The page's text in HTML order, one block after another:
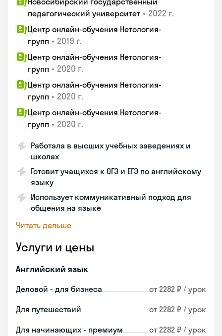
педагогический университет • 2022 г.
Центр онлайн-обучения Нетология-
групп • 2019 г.
Центр онлайн-обучения Нетология-
групп • 2020 г.
Центр онлайн-обучения Нетология-
групп • 2020 г.
Центр онлайн-обучения Нетология-
групп • 2020 г.
Работала в высших учебных заведениях и
школах
Готовит учащихся к ОГЭ и ЕГЭ по английскому
языку
Использует коммуникативный подход для
общения на языке
Читать дальше
Услуги и цены
Английский язык
Деловой - для бизнеса от 2282 ₽ / урок
Для путешествий от 2282 ₽ / урок
Для начинающих - премиум от 2282 ₽ / урок